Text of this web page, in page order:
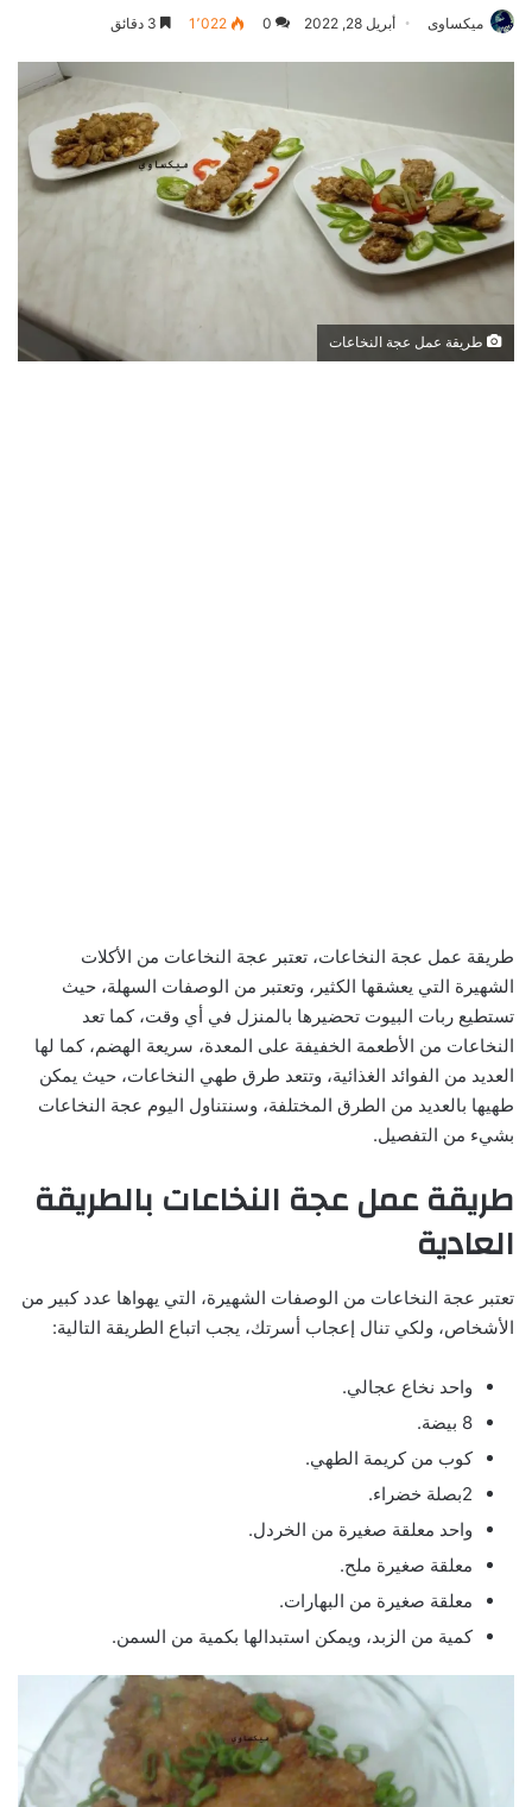
ميكساوى أبريل 28, 2022 0 1٬022
طريقة عمل عجة النخاعات
طريقة عمل عجة النخاعات، تعتبر عجة النخاعات من الأكلات
الشهيرة التي يعشقها الكثير، وتعتبر من الوصفات السهلة، حيث
تستطيع ربات البيوت تحضيرها بالمنزل في أي وقت، كما تعد
النخاعات من الأطعمة الخفيفة على المعدة، سريعة الهضم، كما لها
العديد من الفوائد الغذائية، وتتعد طرق طهي النخاعات، حيث يمكن
طهيها بالعديد من الطرق المختلفة، وسنتناول اليوم عجة النخاعات
بشيء من التفصيل.
طريقة عمل عجة النخاعات بالطريقة
العادية
تعتبر عجة النخاعات من الوصفات الشهيرة، التي يهواها عدد كبير من
الأشخاص، ولكي تنال إعجاب أسرتك، يجب اتباع الطريقة التالية:
واحد نخاع عجالي.
8 بيضة.
كوب من كريمة الطهي.
2بصلة خضراء.
واحد معلقة صغيرة من الخردل.
معلقة صغيرة ملح.
معلقة صغيرة من البهارات.
كمية من الزبد، ويمكن استبدالها بكمية من السمن.